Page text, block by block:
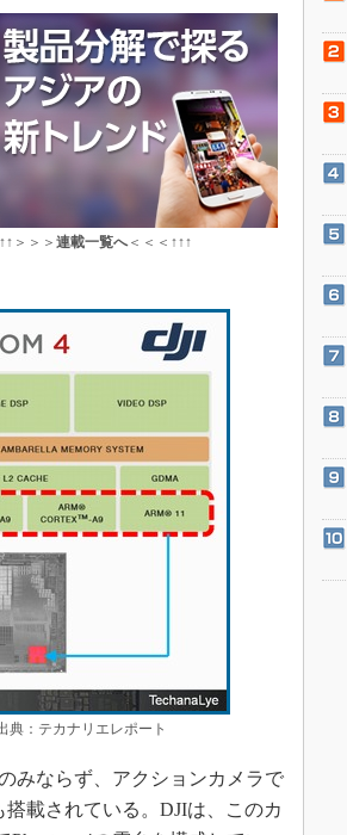
＞＞＞ 連載一覧へ＜＜＜↑↑↑
典：テカナリエレポート
みならず、アクションカメラで
載されている。DJIは、このカ